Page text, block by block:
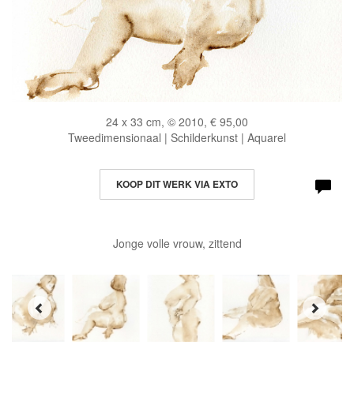
24 x 33 cm, © 2010, € 95,00
Tweedimensionaal | Schilderkunst | Aquarel
KOOP DIT WERK VIA EXTO
Jonge volle vrouw, zittend